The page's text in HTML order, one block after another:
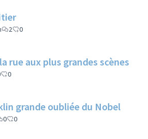
2 0
rue aux plus grandes scènes
0
grande oubliée du Nobel
0 0